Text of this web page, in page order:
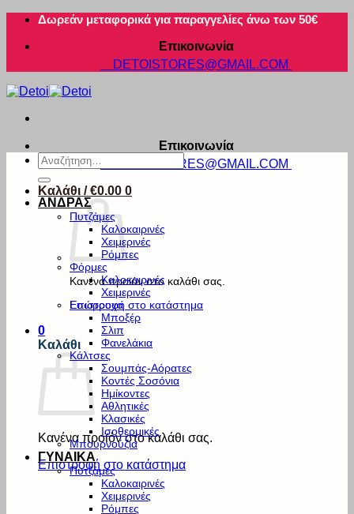
Μετάβαση
περιεχόμενο
Δωρεάν μεταφορικά για παραγγελίες άνω των 50€
Επικοινωνία
DETOISTORES@GMAIL.COM
Επικοινωνία
DETOISTORES@GMAIL.COM
Καλάθι /€0.00 0
Κανένα προϊόν στο καλάθι σας.
Επιστροφή στο κατάστημα
0
Καλάθι
Κανένα προϊόν στο καλάθι σας.
Επιστροφή στο κατάστημα
Αναζήτηση
για:
ΑΝΔΡΑΣ
Πυτζάμες
Καλοκαιρινές
Χειμερινές
Ρόμπες
Φόρμες
Καλοκαιρινές
Χειμερινές
Εσώρουχα
Μποξέρ
Σλιπ
Φανελάκια
Κάλτσες
Σουμπάς-Αόρατες
Κοντές Σοσόνια
Ημίκοντες
Αθλητικές
Κλασικές
Ισοθερμικές
Μπουρνούζια
ΓΥΝΑΙΚΑ
Πυτζάμες
Καλοκαιρινές
Χειμερινές
Ρόμπες